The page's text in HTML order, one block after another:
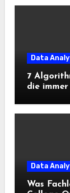
Data
7
die
Data
Was